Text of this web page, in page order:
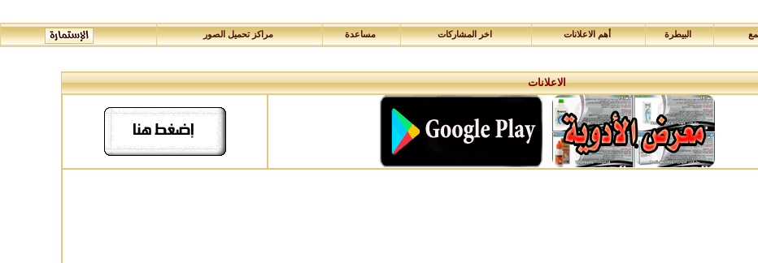
البيطرة أهم الاعلانات اخر المشاركات مساعدة مراكز تحميل الصور
الاعلانات